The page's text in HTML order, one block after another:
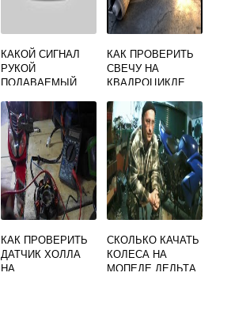
КАКОЙ СИГНАЛ
РУКОЙ
ПОДАВАЕМЫЙ
МОТОЦИКЛА
КОТОРЫЙ
ДВИЖЕТСЯ ПО
ЛЕВОЙ ПОЛОСЕ
ИНФОРМИРУЕТ О
ЕГО
КАК ПРОВЕРИТЬ
СВЕЧУ НА
КВАДРОЦИКЛЕ
КАК ПРОВЕРИТЬ
ДАТЧИК ХОЛЛА
НА
СКОЛЬКО КАЧАТЬ
КОЛЕСА НА
МОПЕДЕ ДЕЛЬТА